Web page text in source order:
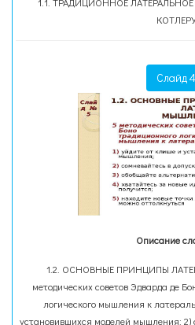
Слайд 4
Описание
1.2. ОСНОВНЫЕ ПРИНЦИПЫ
методических советов Эдварда де
логического мышления к
установившихся моделей мышления; 2)